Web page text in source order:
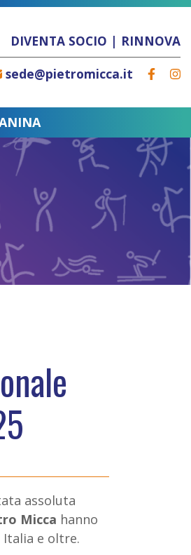
DIVENTA SOCIO | RINNOVA
sede@pietromicca.it
assoluta
Micca hanno
e oltre.